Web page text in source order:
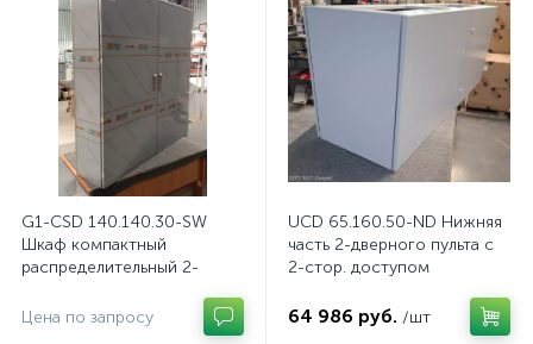
G1-CSD 140.140.30-SW
Шкаф компактный
распределительный 2-
стали, с перемычкой
Цена по запросу
UCD 65.160.50-ND Нижняя
часть 2-дверного пульта с
2-стор. доступом
64 986 руб. /шт